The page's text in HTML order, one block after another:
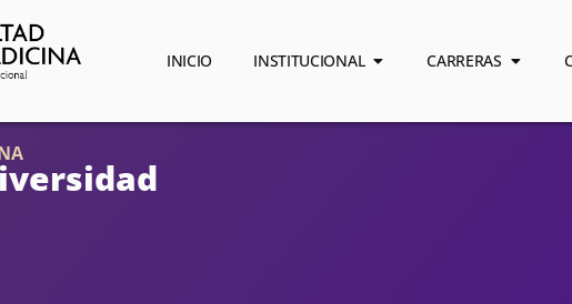
INICIO INSTITUCIONAL CARRERAS